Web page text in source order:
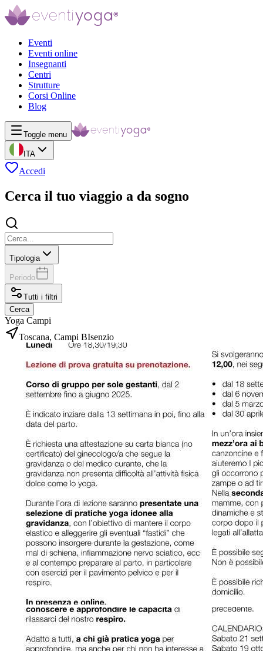
Eventi
Eventi online
Insegnanti
Centri
Strutture
Corsi Online
Blog
Toggle menu
ITA
Accedi
Cerca il tuo viaggio a da sogno
Tipologia
Periodo
Tutti i filtri
Cerca
Yoga Campi
Toscana, Campi BIsenzio